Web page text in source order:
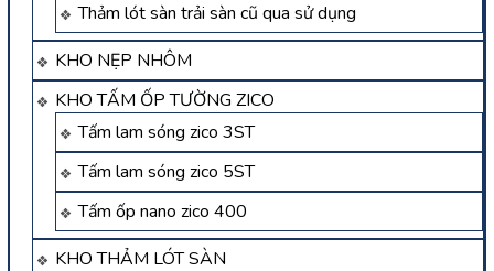
Thảm lót sàn trải sàn cũ qua sử dụng
KHO NẸP NHÔM
KHO TẤM ỐP TƯỜNG ZICO
Tấm lam sóng zico 3ST
Tấm lam sóng zico 5ST
Tấm ốp nano zico 400
KHO THẢM LÓT SÀN